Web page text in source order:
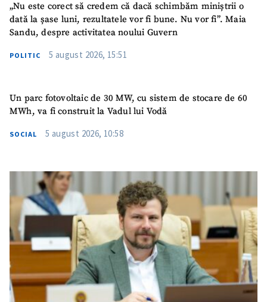
„Nu este corect să credem că dacă schimbăm miniștrii o
dată la șase luni, rezultatele vor fi bune. Nu vor fi”. Maia
Sandu, despre activitatea noului Guvern
POLITIC 5 august 2026, 15:51
Un parc fotovoltaic de 30 MW, cu sistem de stocare de 60
MWh, va fi construit la Vadul lui Vodă
SOCIAL 5 august 2026, 10:58
Sursă anonimă
Telefon
+ Telefon personal
TRIMITE ȘTIREA